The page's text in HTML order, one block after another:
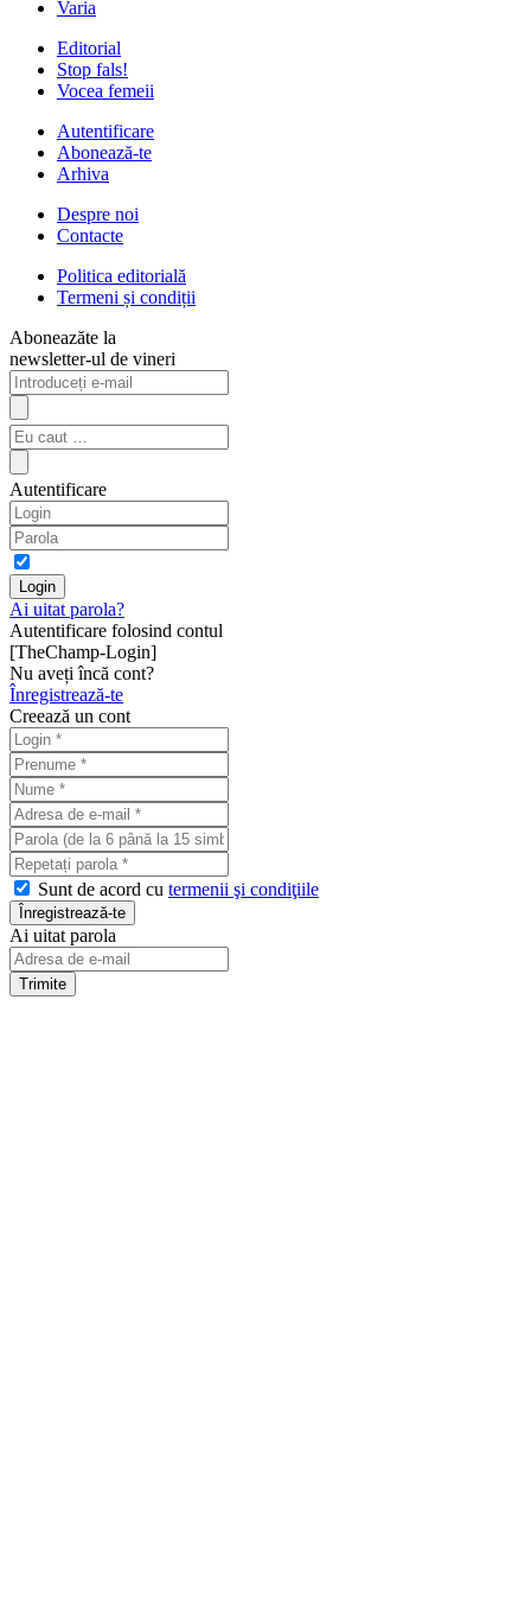
Varia
Editorial
Stop fals!
Vocea femeii
Autentificare
Abonează-te
Arhiva
Despre noi
Contacte
Politica editorială
Termeni și condiții
Aboneazăte la
newsletter-ul de vineri
Autentificare
Ai uitat parola?
Autentificare folosind contul
[TheChamp-Login]
Nu aveți încă cont?
Înregistrează-te
Creează un cont
Sunt de acord cu termenii şi condiţiile
Ai uitat parola